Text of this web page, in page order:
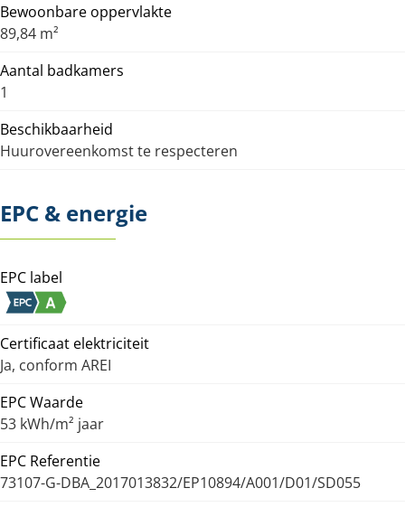
Bewoonbare oppervlakte
89,84 m²
Aantal badkamers
1
Beschikbaarheid
Huurovereenkomst te respecteren
EPC & energie
EPC label
Certificaat elektriciteit
Ja, conform AREI
EPC Waarde
53 kWh/m² jaar
EPC Referentie
73107-G-DBA_2017013832/EP10894/A001/D01/SD055